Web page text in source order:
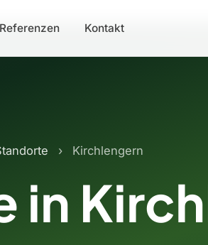
Referenzen Kontakt
› Kirchlengern
in